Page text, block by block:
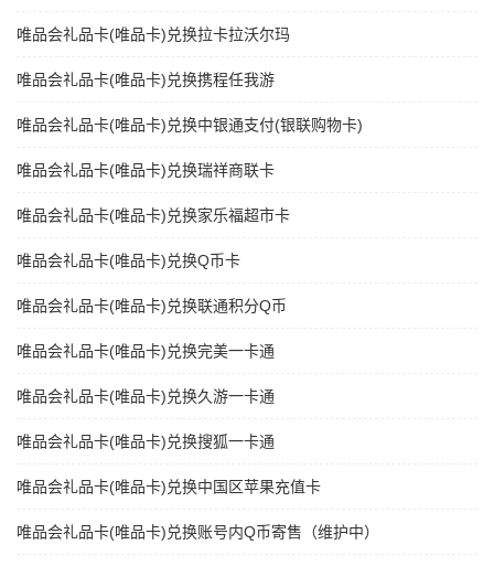
唯品会礼品卡(唯品卡)兑换拉卡拉沃尔玛
唯品会礼品卡(唯品卡)兑换携程任我游
唯品会礼品卡(唯品卡)兑换中银通支付(银联购物卡)
唯品会礼品卡(唯品卡)兑换瑞祥商联卡
唯品会礼品卡(唯品卡)兑换家乐福超市卡
唯品会礼品卡(唯品卡)兑换Q币卡
唯品会礼品卡(唯品卡)兑换联通积分Q币
唯品会礼品卡(唯品卡)兑换完美一卡通
唯品会礼品卡(唯品卡)兑换久游一卡通
唯品会礼品卡(唯品卡)兑换搜狐一卡通
唯品会礼品卡(唯品卡)兑换中国区苹果充值卡
唯品会礼品卡(唯品卡)兑换账号内Q币寄售（维护中）